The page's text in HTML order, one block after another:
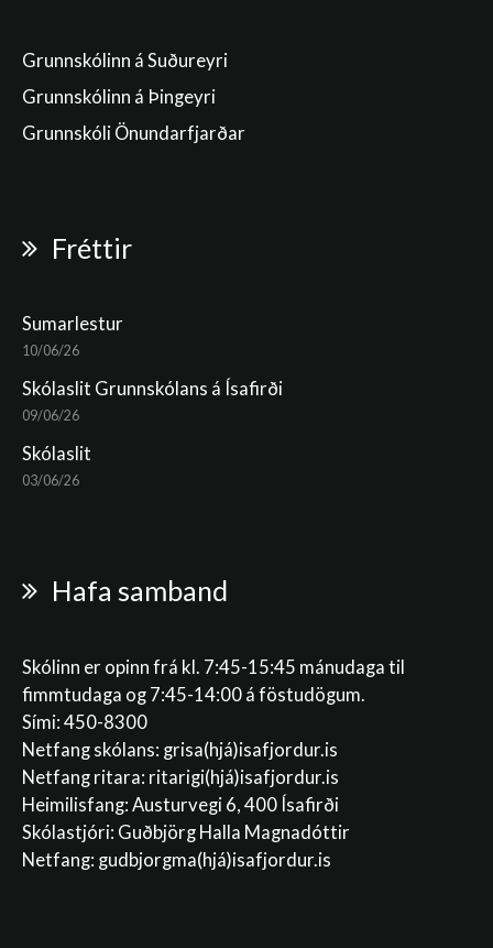
Grunnskólinn á Suðureyri
Grunnskólinn á Þingeyri
Grunnskóli Önundarfjarðar
Fréttir
Sumarlestur
10/06/26
Skólaslit Grunnskólans á Ísafirði
09/06/26
Skólaslit
03/06/26
Hafa samband
Skólinn er opinn frá kl. 7:45-15:45 mánudaga til
fimmtudaga og 7:45-14:00 á föstudögum.
Sími: 450-8300
Netfang skólans: grisa(hjá)isafjordur.is
Netfang ritara: ritarigi(hjá)isafjordur.is
Heimilisfang: Austurvegi 6, 400 Ísafirði
Skólastjóri: Guðbjörg Halla Magnadóttir
Netfang: gudbjorgma(hjá)isafjordur.is